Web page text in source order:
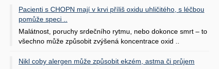
Pacienti s CHOPN mají v krvi příliš oxidu uhličitého, s léčbou
pomůže speci ..
Malátnost, poruchy srdečního rytmu, nebo dokonce smrt – to
všechno může způsobit zvýšená koncentrace oxid ..
Nikl coby alergen může způsobit ekzém, astma či průjem